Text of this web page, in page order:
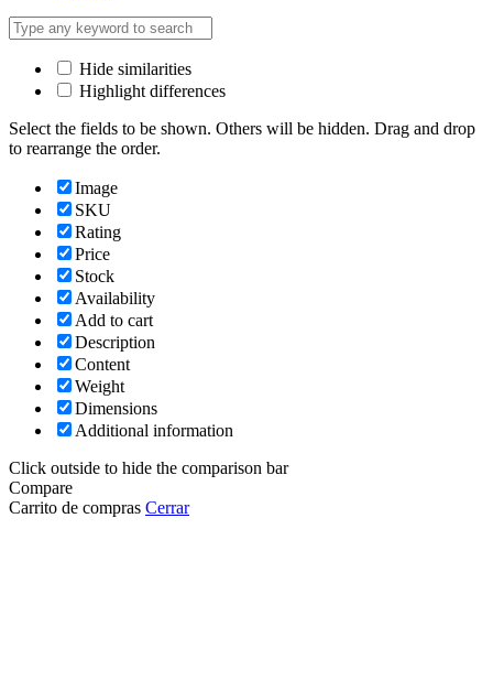
Hide similarities
Highlight differences
Select the fields to be shown. Others will be hidden. Drag and drop
to rearrange the order.
Image
SKU
Rating
Price
Stock
Availability
Add to cart
Description
Content
Weight
Dimensions
Additional information
Click outside to hide the comparison bar
Compare
Carrito de compras Cerrar